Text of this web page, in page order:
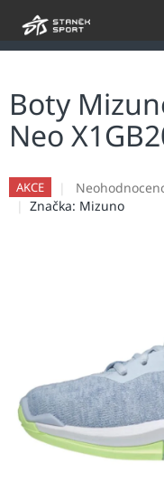
Boty
Neo
AKCE
Průměrné
hodnocení
Značka: Mizuno